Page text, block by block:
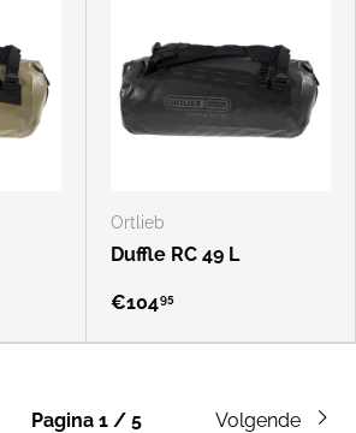
Ortlieb
Duffle RC 49 L
€10495
Pagina 1 / 5 Volgende